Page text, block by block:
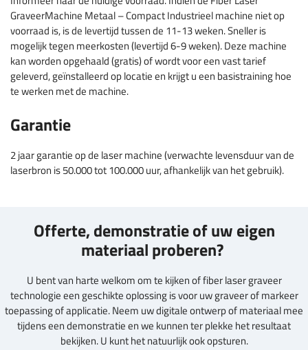
GraveerMachine Metaal – Compact Industrieel machine niet op
voorraad is, is de levertijd tussen de 11-13 weken. Sneller is
mogelijk tegen meerkosten (levertijd 6-9 weken). Deze machine
kan worden opgehaald (gratis) of wordt voor een vast tarief
geleverd, geïnstalleerd op locatie en krijgt u een basistraining hoe
te werken met de machine.
Garantie
2 jaar garantie op de laser machine (verwachte levensduur van de
laserbron is 50.000 tot 100.000 uur, afhankelijk van het gebruik).
Offerte, demonstratie of uw eigen
materiaal proberen?
U bent van harte welkom om te kijken of fiber laser graveer
technologie een geschikte oplossing is voor uw graveer of markeer
toepassing of applicatie. Neem uw digitale ontwerp of materiaal mee
tijdens een demonstratie en we kunnen ter plekke het resultaat
bekijken. U kunt het natuurlijk ook opsturen.